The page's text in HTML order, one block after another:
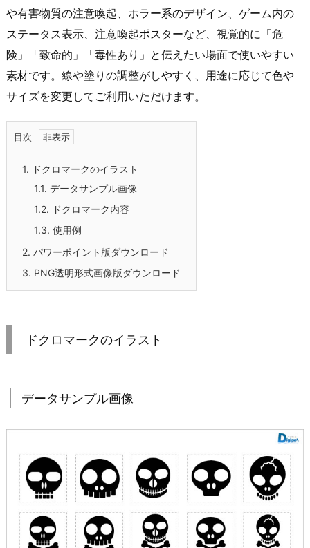
や有害物質の注意喚起、ホラー系のデザイン、ゲーム内の
ステータス表示、注意喚起ポスターなど、視覚的に「危
険」「致命的」「毒性あり」と伝えたい場面で使いやすい
素材です。線や塗りの調整がしやすく、用途に応じて色や
サイズを変更してご利用いただけます。
目次
1. ドクロマークのイラスト
1.1. データサンプル画像
1.2. ドクロマーク内容
1.3. 使用例
2. パワーポイント版ダウンロード
3. PNG透明形式画像版ダウンロード
ドクロマークのイラスト
データサンプル画像